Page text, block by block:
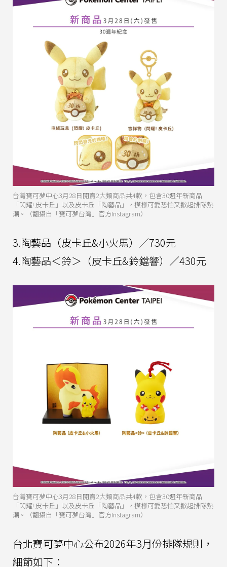
台灣寶可夢中心3月28日開賣2大類商品共4款，包含30週年新商品
「閃耀! 皮卡丘」以及皮卡丘「陶藝品」，模樣可愛恐怕又掀起排隊熱
潮。（翻攝自「寶可夢台灣」官方Instagram）
3.陶藝品（皮卡丘&小火馬）／730元
4.陶藝品＜鈴＞（皮卡丘&鈴鐺響）／430元
台灣寶可夢中心3月28日開賣2大類商品共4款，包含30週年新商品
「閃耀! 皮卡丘」以及皮卡丘「陶藝品」，模樣可愛恐怕又掀起排隊熱
潮。（翻攝自「寶可夢台灣」官方Instagram）
台北寶可夢中心公布2026年3月份排隊規則，
細節如下：